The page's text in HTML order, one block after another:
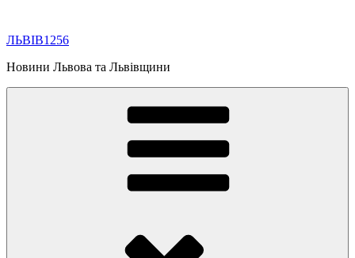
вмісту
ЛЬВІВ1256
Новини Львова та Львівщини